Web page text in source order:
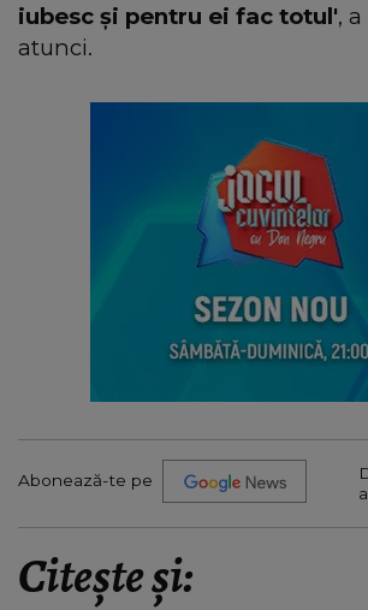
iubesc și pentru ei fac totul',
atunci.
Abonează-te pe
Citește și: